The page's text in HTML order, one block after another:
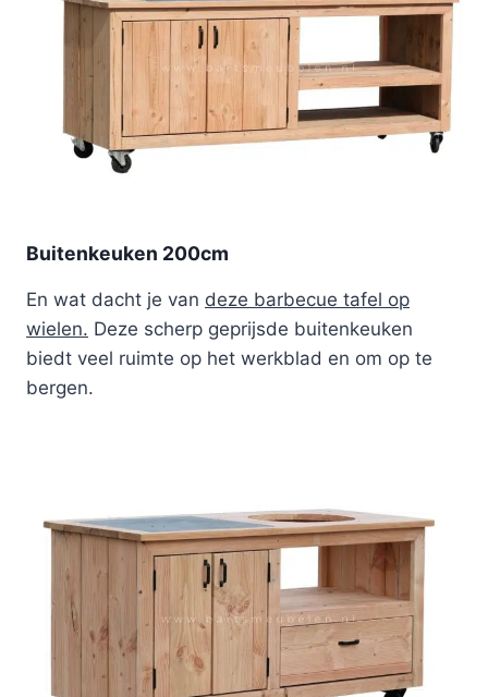
Buitenkeuken 200cm
En wat dacht je van deze barbecue tafel op
wielen. Deze scherp geprijsde buitenkeuken
biedt veel ruimte op het werkblad en om op te
bergen.